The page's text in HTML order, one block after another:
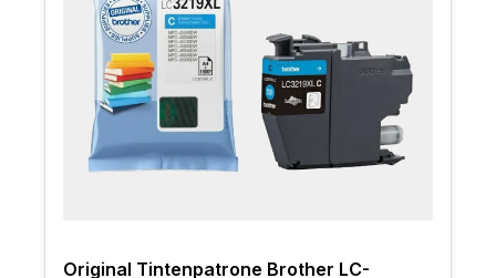
Original Tintenpatrone Brother LC-